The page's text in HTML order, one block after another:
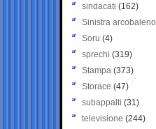
sindacati (162)
Sinistra arcobaleno
Soru (4)
sprechi (319)
Stampa (373)
Storace (47)
subappalti (31)
televisione(244)